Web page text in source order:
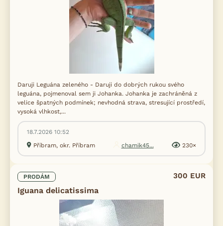
Daruji Leguána zeleného - Daruji do dobrých rukou svého
leguána, pojmenoval sem ji Johanka. Johanka je zachráněná z
velice špatných podmínek; nevhodná strava, stresující prostředí,
vysoká vlhkost,...
18.7.2026 10:52
Příbram, okr. Příbram
chamik45... 230×
PRODÁM
Iguana delicatissima
300 EUR
Více informací o souhlasu s marketingem třetích stran
PŘIHLÁSIT SE K NEWSLETTERU A VYZVEDNOUT DÁREK. 🎁
NE, DĚKUJI